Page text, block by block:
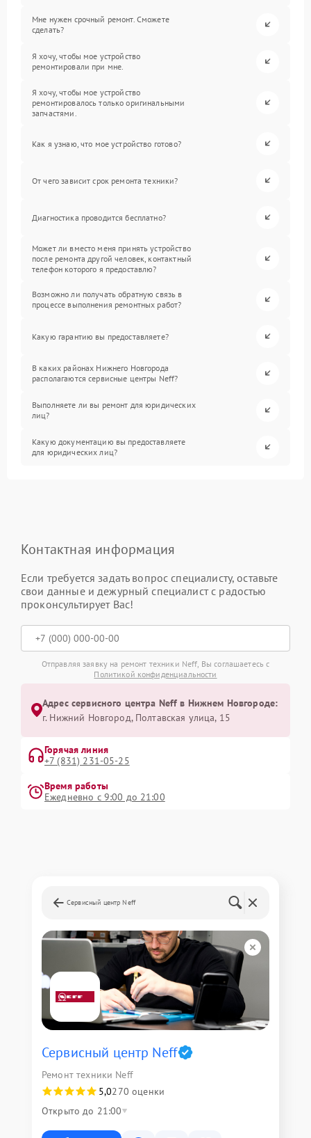
Мне нужен срочный ремонт. Сможете
сделать?
Я хочу, чтобы мое устройство
ремонтировали при мне.
Я хочу, чтобы мое устройство
ремонтировалось только оригинальными
запчастями.
Как я узнаю, что мое устройство готово?
От чего зависит срок ремонта техники?
Диагностика проводится бесплатно?
Может ли вместо меня принять устройство
после ремонта другой человек, контактный
телефон которого я предоставлю?
Возможно ли получать обратную связь в
процессе выполнения ремонтных работ?
Какую гарантию вы предоставляете?
В каких районах Нижнего Новгорода
располагаются сервисные центры Neff?
Выполняете ли вы ремонт для юридических
лиц?
Какую документацию вы предоставляете
для юридических лиц?
Контактная информация
Если требуется задать вопрос специалисту, оставьте
свои данные и дежурный специалист с радостью
проконсультирует Вас!
Отправляя заявку на ремонт техники Neff, Вы соглашаетесь с
Политикой конфиденциальности
Адрес сервисного центра Neff в Нижнем Новгороде:
г. Нижний Новгород, Полтавская улица, 15
Горячая линия
+7 (831) 231-05-25
Время работы
Ежедневно с 9:00 до 21:00
Сервисный центр Neff
Сервисный центр Neff
Ремонт техники Neff
5,0270 оценки
Открыто до 21:00